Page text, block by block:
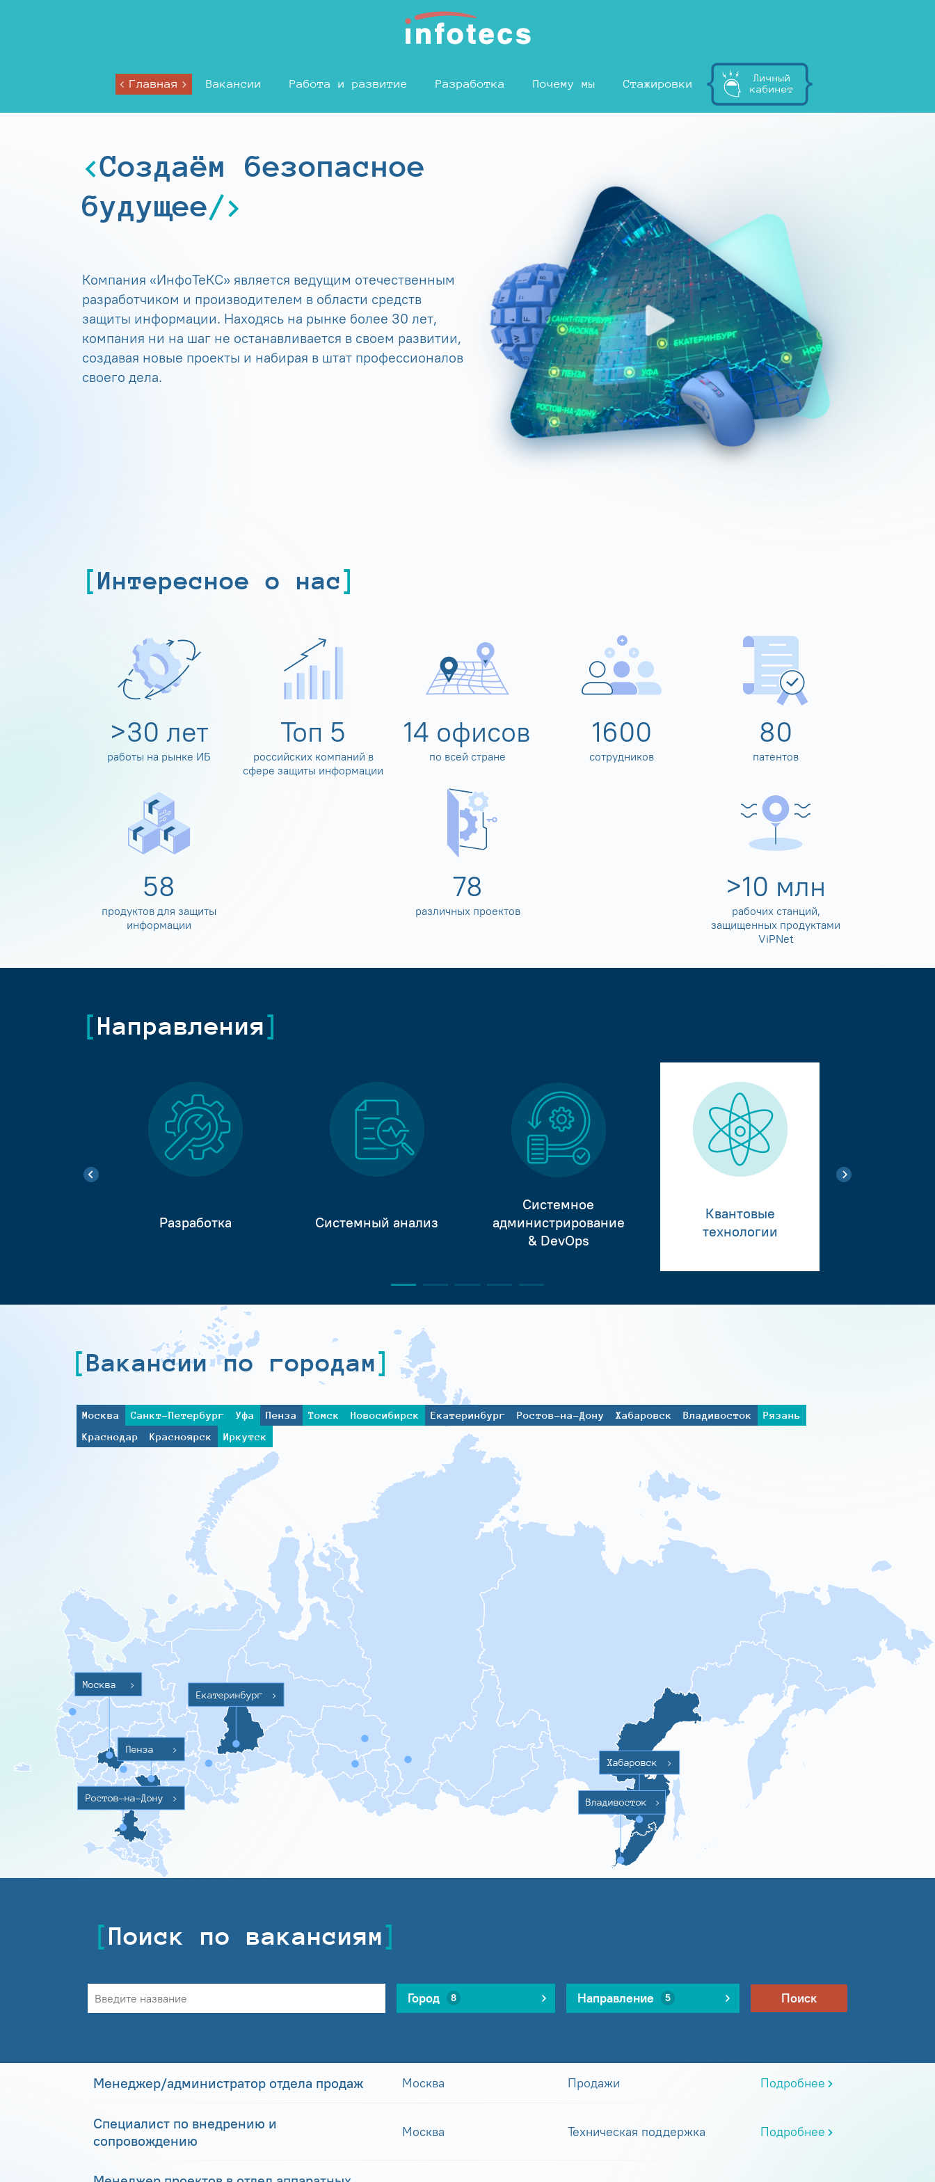
Главная Вакансии Работа и развитие Разработка Почему мы Стажировки
Личный
кабинет
Создаём безопасное
будущее
Компания «ИнфоТеКС» является ведущим отечественным
разработчиком и производителем в области средств
защиты информации. Находясь на рынке более 30 лет,
компания ни на шаг не останавливается в своем развитии,
создавая новые проекты и набирая в штат профессионалов
своего дела.
Интересное о нас
>30 лет
работы на рынке ИБ
Топ 5
российских компаний в
сфере защиты информации
14 офисов
по всей стране
1600
сотрудников
80
патентов
60
продуктов для защиты
информации
80
различных проектов
>10 млн
рабочих станций,
защищенных продуктами
ViPNet
Направления
Разработка Системный анализ
Системное
администрирование
& DevOps
Квантовые
технологии
Вакансии по городам
Москва Санкт-Петербург Уфа Пенза Томск Новосибирск Екатеринбург Ростов-на-Дону Хабаровск Владивосток
Рязань
Краснодар
Красноярск Иркутск
Москва >
Ростов-на-Дону >
Пенза >
Екатеринбург >
Хабаровск >
Владивосток >
Поиск по вакансиям
Город 8 Направление 5 Поиск
Менеджер/администратор отдела продаж Москва Продажи Подробнее
Специалист по внедрению и
сопровождению
Москва Техническая поддержка Подробнее